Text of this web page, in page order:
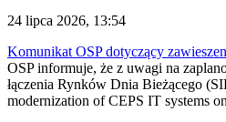
24 lipca 2026, 13:54
Komunikat OSP dotyczący
OSP informuje, że z uwagi na
łączenia Rynków Dnia Bieżącego
modernization of CEPS IT systems